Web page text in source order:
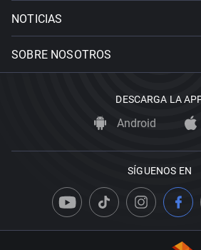
NOTICIAS
SOBRE NOSOTROS
DESCARGA LA
Android
SÍGUENOS EN